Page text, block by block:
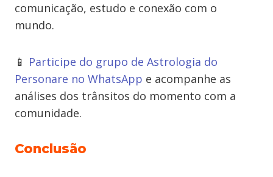
comunicação, estudo e conexão com o
mundo.
📱 Participe do grupo de Astrologia do
Personare no WhatsApp e acompanhe as
análises dos trânsitos do momento com a
comunidade.
Conclusão